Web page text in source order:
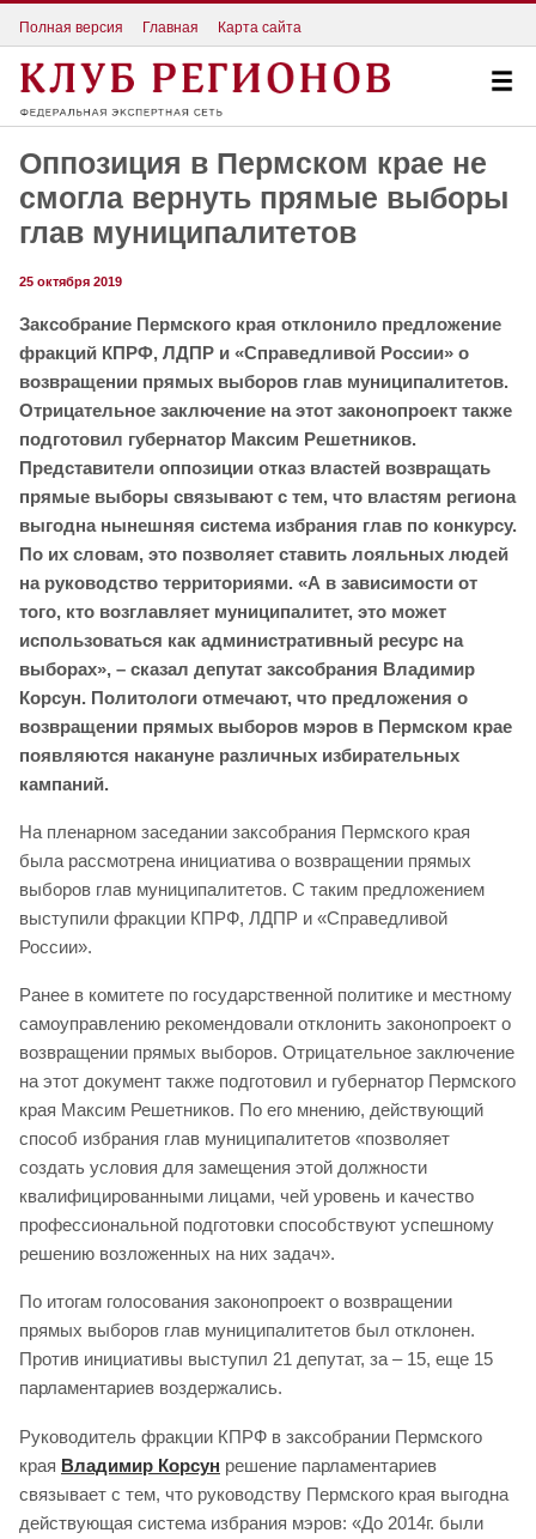
Полная версия Главная Карта сайта
Оппозиция в Пермском крае не
смогла вернуть прямые выборы
глав муниципалитетов
25 октября 2019
Заксобрание Пермского края отклонило предложение
фракций КПРФ, ЛДПР и «Справедливой России» о
возвращении прямых выборов глав муниципалитетов.
Отрицательное заключение на этот законопроект также
подготовил губернатор Максим Решетников.
Представители оппозиции отказ властей возвращать
прямые выборы связывают с тем, что властям региона
выгодна нынешняя система избрания глав по конкурсу.
По их словам, это позволяет ставить лояльных людей
на руководство территориями. «А в зависимости от
того, кто возглавляет муниципалитет, это может
использоваться как административный ресурс на
выборах», – сказал депутат заксобрания Владимир
Корсун. Политологи отмечают, что предложения о
возвращении прямых выборов мэров в Пермском крае
появляются накануне различных избирательных
кампаний.
На пленарном заседании заксобрания Пермского края
была рассмотрена инициатива о возвращении прямых
выборов глав муниципалитетов. С таким предложением
выступили фракции КПРФ, ЛДПР и «Справедливой
России».
Ранее в комитете по государственной политике и местному
самоуправлению рекомендовали отклонить законопроект о
возвращении прямых выборов. Отрицательное заключение
на этот документ также подготовил и губернатор Пермского
края Максим Решетников. По его мнению, действующий
способ избрания глав муниципалитетов «позволяет
создать условия для замещения этой должности
квалифицированными лицами, чей уровень и качество
профессиональной подготовки способствуют успешному
решению возложенных на них задач».
По итогам голосования законопроект о возвращении
прямых выборов глав муниципалитетов был отклонен.
Против инициативы выступил 21 депутат, за – 15, еще 15
парламентариев воздержались.
Руководитель фракции КПРФ в заксобрании Пермского
края Владимир Корсун решение парламентариев
связывает с тем, что руководству Пермского края выгодна
действующая система избрания мэров: «До 2014г. были